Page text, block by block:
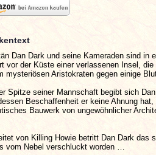
Dan Dark und seine Kameraden sind
vor der Küste einer verlassenen Insel,
mysteriösen Aristokraten gegen einige
Spitze seiner Mannschaft begibt sich
Beschaffenheit er keine Ahnung
Bauwerk von ungewöhnlicher
von Killing Howie betritt Dan Dark das
vom Nebel verschluckt worden …